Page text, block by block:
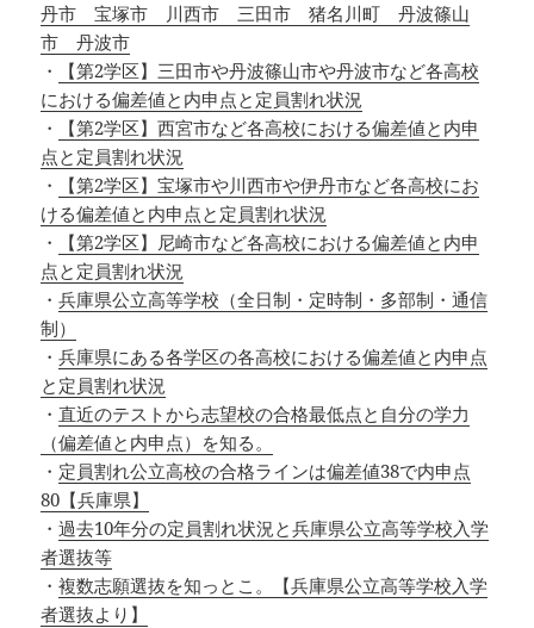
丹市 宝塚市 川西市 三田市 猪名川町 丹波篠山
市 丹波市
・
【第2学区】三田市や丹波篠山市や丹波市など各高校
における偏差値と内申点と定員割れ状況
・
【第2学区】西宮市など各高校における偏差値と内申
点と定員割れ状況
・
【第2学区】宝塚市や川西市や伊丹市など各高校にお
ける偏差値と内申点と定員割れ状況
・
【第2学区】尼崎市など各高校における偏差値と内申
点と定員割れ状況
・兵庫県公立高等学校（全日制・定時制・多部制・通信
制）
・兵庫県にある各学区の各高校における偏差値と内申点
と定員割れ状況
・直近のテストから志望校の合格最低点と自分の学力
（偏差値と内申点）を知る。
・ 定員割れ公立高校の合格ラインは偏差値38で内申点
80【兵庫県】
・過去10年分の定員割れ状況と兵庫県公立高等学校入学
者選抜等
・複数志願選抜を知っとこ。【兵庫県公立高等学校入学
者選抜より】